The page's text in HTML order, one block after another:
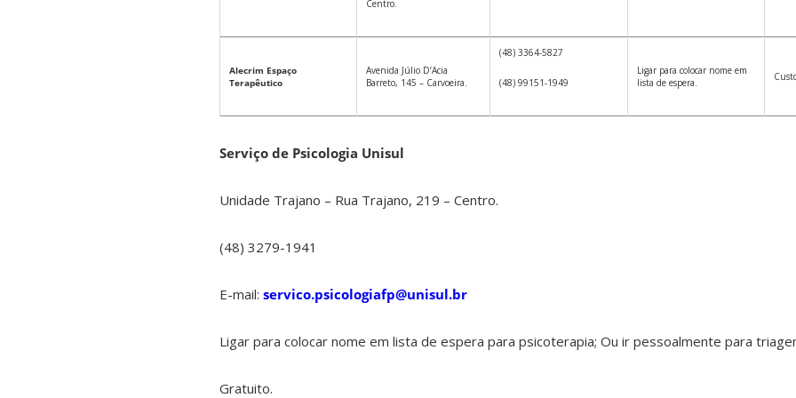
Centro.
Alecrim Espaço
Terapêutico
Avenida Júlio D’Acia
Barreto, 145 – Carvoeira.
(48) 3364-5827
(48) 99151-1949
Ligar para colocar nome em
lista de espera.
Serviço de Psicologia Unisul
Unidade Trajano – Rua Trajano, 219 – Centro.
(48) 3279-1941
E-mail: servico.psicologiafp@unisul.br
Ligar para colocar nome em lista de espera para psicoterapia; Ou ir pessoalmente para
Gratuito.